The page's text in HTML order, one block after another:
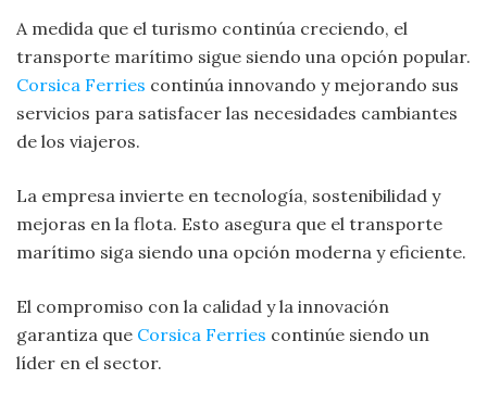
A medida que el turismo continúa creciendo, el
transporte marítimo sigue siendo una opción popular.
Corsica Ferries continúa innovando y mejorando sus
servicios para satisfacer las necesidades cambiantes
de los viajeros.
La empresa invierte en tecnología, sostenibilidad y
mejoras en la flota. Esto asegura que el transporte
marítimo siga siendo una opción moderna y eficiente.
El compromiso con la calidad y la innovación
garantiza que Corsica Ferries continúe siendo un
líder en el sector.